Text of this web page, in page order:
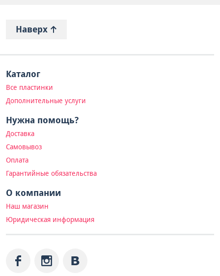
Наверх
Каталог
Все пластинки
Дополнительные услуги
Нужна помощь?
Доставка
Самовывоз
Оплата
Гарантийные обязательства
О компании
Наш магазин
Юридическая информация